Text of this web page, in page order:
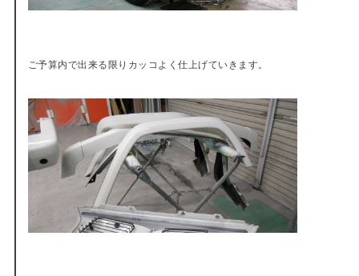
ご予算内で出来る限りカッコよく仕上げていきます。